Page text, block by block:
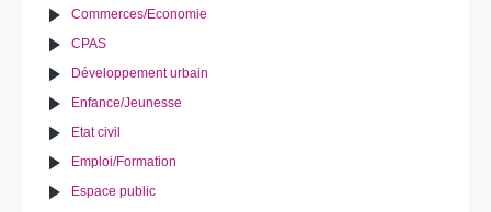
Commerces/Economie
CPAS
Développement urbain
Enfance/Jeunesse
Etat civil
Emploi/Formation
Espace public